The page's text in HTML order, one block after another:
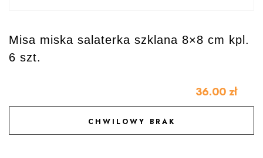
Misa miska salaterka szklana 8×8 cm kpl.
6 szt.
36.00 zł
CHWILOWY BRAK
DODAJ DO ULUBIONYCH